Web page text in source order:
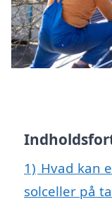
1) Hvad kan
solceller på